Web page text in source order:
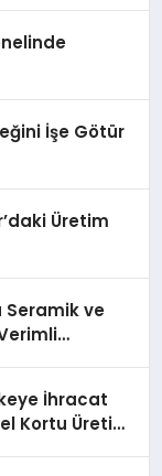
İşe Götür
Üretim
Seramik ve
İhracat
Kortu Üretim